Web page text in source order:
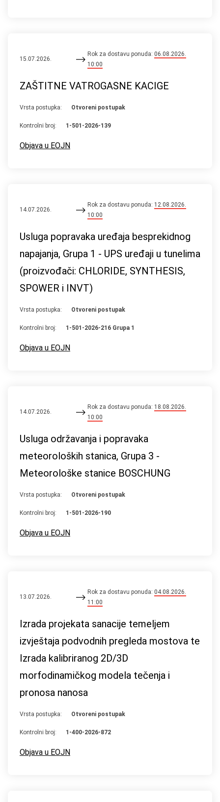
15.07.2026.
Rok za dostavu ponuda:06.08.2026.
10:00
ZAŠTITNE VATROGASNE KACIGE
Vrsta postupka: Otvoreni postupak
Kontrolni broj: 1-501-2026-139
Objava u EOJN
14.07.2026.
Rok za dostavu ponuda: 12.08.2026.
10:00
Usluga popravaka uređaja besprekidnog
napajanja, Grupa 1 - UPS uređaji u tunelima
(proizvođači: CHLORIDE, SYNTHESIS,
SPOWER i INVT)
Vrsta postupka: Otvoreni postupak
Kontrolni broj: 1-501-2026-216 Grupa 1
Objava u EOJN
14.07.2026.
Rok za dostavu ponuda: 18.08.2026.
10:00
Usluga održavanja i popravaka
meteoroloških stanica, Grupa 3 -
Meteorološke stanice BOSCHUNG
Vrsta postupka: Otvoreni postupak
Kontrolni broj: 1-501-2026-190
Objava u EOJN
13.07.2026.
Rok za dostavu ponuda:04.08.2026.
11:00
Izrada projekata sanacije temeljem
izvještaja podvodnih pregleda mostova te
Izrada kalibriranog 2D/3D
morfodinamičkog modela tečenja i
pronosa nanosa
Vrsta postupka: Otvoreni postupak
Kontrolni broj: 1-400-2026-872
Objava u EOJN